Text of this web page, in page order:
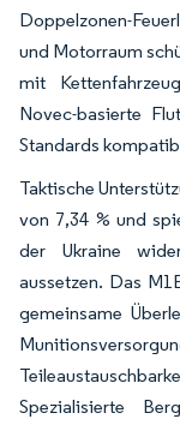
Doppelzonen-
und Motorraum
mit
Novec-basierte
Standards
Taktische
von 7,34 % und
der Ukraine
aussetzen. Das
gemeinsame
Spezialisierte